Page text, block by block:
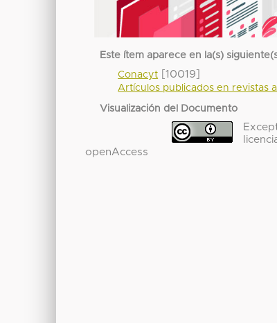
Este ítem aparece en la(s)
Conacyt [10019]
Artículos publicados en revistas
Visualización del Documento
openAccess